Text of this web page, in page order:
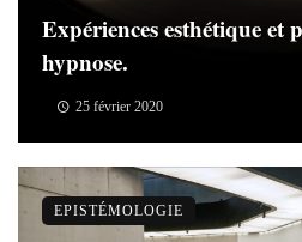
Expériences esthétique et
hypnose.
25 février 2020
EPISTÉMOLOGIE